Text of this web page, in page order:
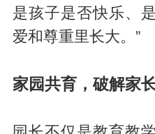
是孩子是否快乐、
爱和尊重里长大。”
家园共育，破解家